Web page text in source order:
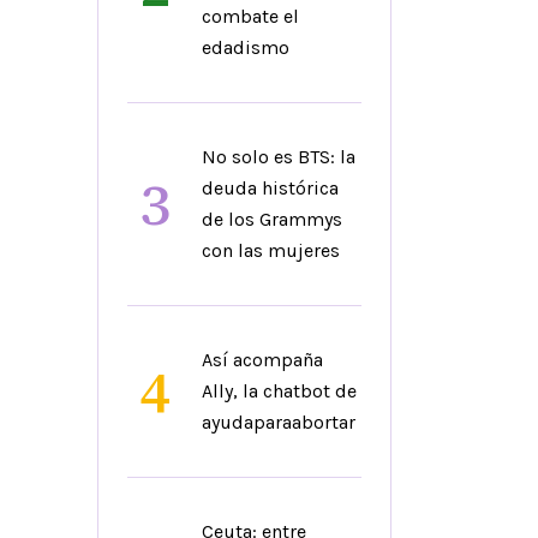
combate el
edadismo
3
No solo es BTS: la
deuda histórica
de los Grammys
con las mujeres
4
Así acompaña
Ally, la chatbot de
ayudaparaabortar
Ceuta: entre